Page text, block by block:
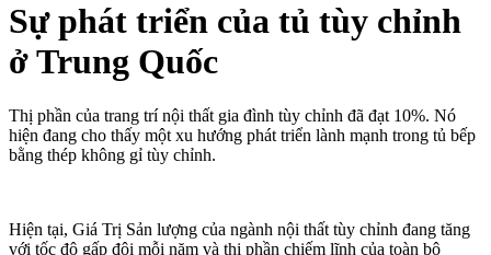
Sự phát triển của tủ tùy chỉnh
ở Trung Quốc
Thị phần của trang trí nội thất gia đình tùy chỉnh đã đạt 10%. Nó
hiện đang cho thấy một xu hướng phát triển lành mạnh trong tủ bếp
bằng thép không gỉ tùy chỉnh.
Hiện tại, Giá Trị Sản lượng của ngành nội thất tùy chỉnh đang tăng
với tốc độ gấp đôi mỗi năm và thị phần chiếm lĩnh của toàn bộ